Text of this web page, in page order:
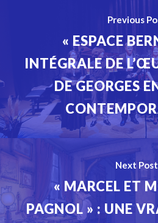
Previous
« ESPACE
INTÉGRALE DE
DE GEORGES
Next Post
« MARCEL ET
PAGNOL » : UNE